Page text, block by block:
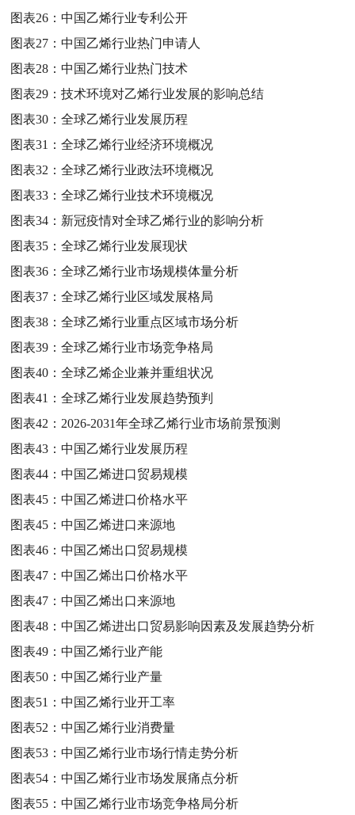
图表26：中国乙烯行业专利公开
图表27：中国乙烯行业热门申请人
图表28：中国乙烯行业热门技术
图表29：技术环境对乙烯行业发展的影响总结
图表30：全球乙烯行业发展历程
图表31：全球乙烯行业经济环境概况
图表32：全球乙烯行业政法环境概况
图表33：全球乙烯行业技术环境概况
图表34： 新冠疫情对全球乙烯行业的影响分析
图表35：全球乙烯行业发展现状
图表36：全球乙烯行业市场规模体量分析
图表37：全球乙烯行业区域发展格局
图表38：全球乙烯行业重点区域市场分析
图表39：全球乙烯行业市场竞争格局
图表40：全球乙烯企业兼并重组状况
图表41：全球乙烯行业发展趋势预判
图表42： 2026-2031年全球乙烯行业市场前景预测
图表43：中国乙烯行业发展历程
图表44：中国乙烯进口贸易规模
图表45：中国乙烯进口价格水平
图表45：中国乙烯进口来源地
图表46：中国乙烯出口贸易规模
图表47：中国乙烯出口价格水平
图表47：中国乙烯出口来源地
图表48：中国乙烯进出口贸易影响因素及发展趋势分析
图表49：中国乙烯行业产能
图表50：中国乙烯行业产量
图表51：中国乙烯行业开工率
图表52：中国乙烯行业消费量
图表53：中国乙烯行业市场行情走势分析
图表54：中国乙烯行业市场发展痛点分析
图表55：中国乙烯行业市场竞争格局分析